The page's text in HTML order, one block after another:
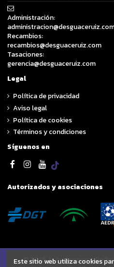
Administración:
Recambios:
recambios@desguaceruiz.com
Tasaciones:
gerencia@desguaceruiz.com
Legal
Política de privacidad
Aviso legal
Política de cookies
Términos y condiciones
Síguenos en
Autorizados y asociaciones
© 2025 Autodesguace
Este sitio web utiliza cookies